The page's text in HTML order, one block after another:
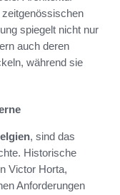
spiegelt nicht nur
auch deren
während sie
, sind das
Historische
Victor Horta,
Anforderungen